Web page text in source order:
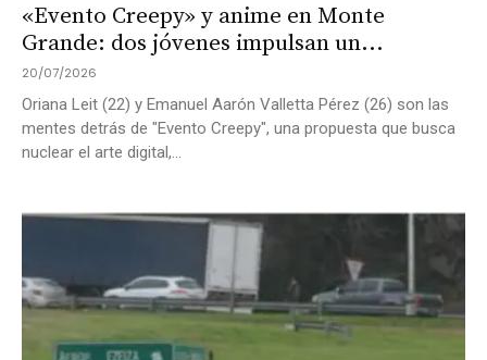
«Evento Creepy» y anime en Monte
Grande: dos jóvenes impulsan un...
20/07/2026
Oriana Leit (22) y Emanuel Aarón Valletta Pérez (26) son las
mentes detrás de "Evento Creepy", una propuesta que busca
nuclear el arte digital,...